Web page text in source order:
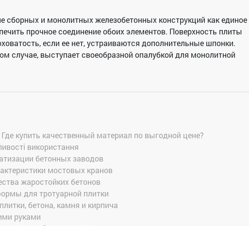
сборных и монолитных железобетонных конструкций как единое
прочное соединение обоих элементов. Поверхность плиты
если ее нет, устраиваются дополнительные шпонки.
случае, выступает своеобразной опалубкой для монолитной
купить качественный материал по выгодной цене?
використання
бетонных заводов
мостовых кранов
жаростойких бетонов
для тротуарной плитки
бетона, камня и кирпича
руками